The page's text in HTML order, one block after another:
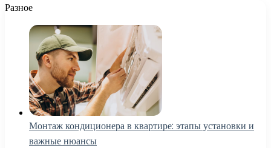
Разное
Монтаж кондиционера в квартире: этапы установки и
важные нюансы